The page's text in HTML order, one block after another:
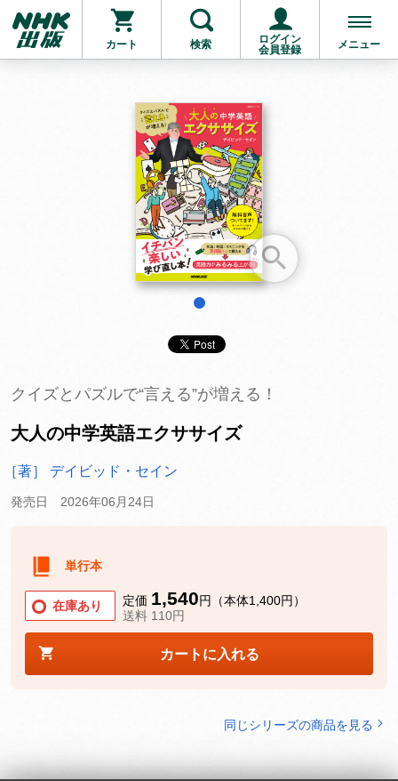
カート 検索
ログイン
会員登録
メニュー
お支払いに進む
他にも商品を買う
クイズとパズルで“言える”が増える！
大人の中学英語エクササイズ
［著］ デイビッド・セイン
発売日 2026年06月24日
単行本
在庫あり 定価 1,540円（本体1,400円）
送料 110円
カートに入れる
同じシリーズの商品を見る